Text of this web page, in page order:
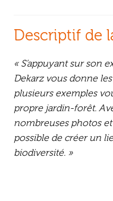
Descriptif de
« S’appuyant sur son
Dekarz vous donne
plusieurs exemples
propre jardin-forêt.
nombreuses photos et
possible de créer un
biodiversité. »